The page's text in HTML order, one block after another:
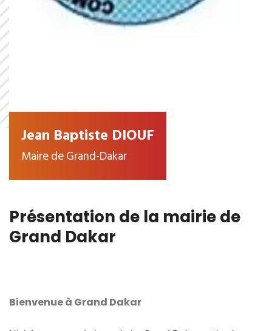
Jean Baptiste DIOUF
Maire de Grand-Dakar
Présentation de la mairie de
Grand Dakar
Bienvenue à Grand Dakar